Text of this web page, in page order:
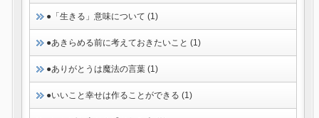
●「生きる」意味について (1)
●あきらめる前に考えておきたいこと (1)
●ありがとうは魔法の言葉 (1)
●いいこと幸せは作ることができる (1)